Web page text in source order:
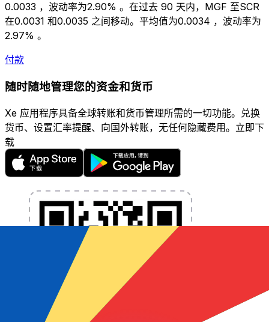
0.0033 ，波动率为2.90% 。在过去 90 天内，MGF 至SCR
在0.0031 和0.0035 之间移动。平均值为0.0034 ，波动率为
2.97% 。
付款
随时随地管理您的资金和货币
Xe 应用程序具备全球转账和货币管理所需的一切功能。兑换
货币、设置汇率提醒、向国外转账，无任何隐藏费用。立即下
载